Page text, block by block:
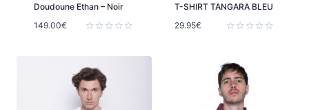
Doudoune Ethan – Noir
5
149.00€
T-SHIRT TANGARA BLEU
sur
5
29.95€